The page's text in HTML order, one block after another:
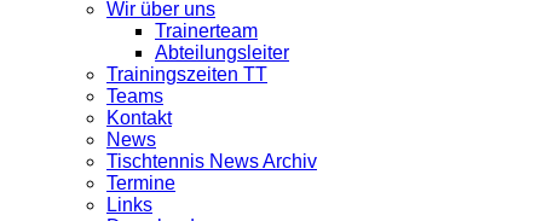
Wir über uns
Trainerteam
Abteilungsleiter
Trainingszeiten TT
Teams
Kontakt
News
Tischtennis News Archiv
Termine
Links